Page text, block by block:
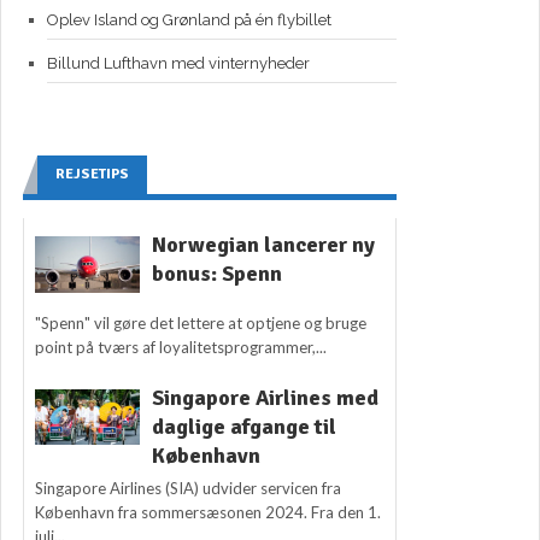
Oplev Island og Grønland på én flybillet
Billund Lufthavn med vinternyheder
REJSETIPS
Norwegian lancerer ny
bonus: Spenn
"Spenn" vil gøre det lettere at optjene og bruge
point på tværs af loyalitetsprogrammer,...
Singapore Airlines med
daglige afgange til
København
Singapore Airlines (SIA) udvider servicen fra
København fra sommersæsonen 2024. Fra den 1.
juli...